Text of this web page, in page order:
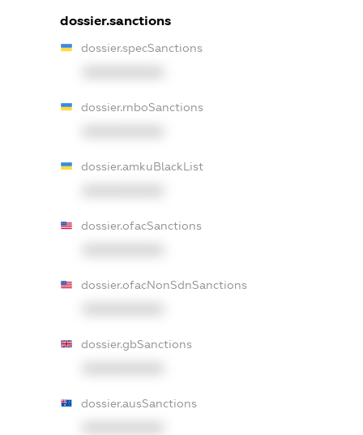
dossier.sanctions
dossier.specSanctions
dossier.rnboSanctions
dossier.amkuBlackList
dossier.ofacSanctions
dossier.ofacNonSdnSanctions
dossier.gbSanctions
dossier.ausSanctions